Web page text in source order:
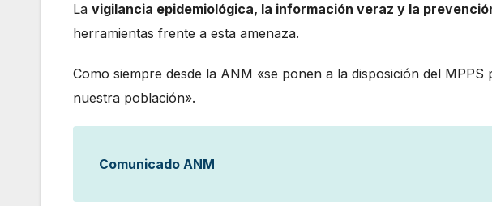
La vigilancia epidemiológica, la información veraz y la
herramientas frente a esta amenaza.
Como siempre desde la ANM «se ponen a la disposición del
nuestra población».
Comunicado ANM